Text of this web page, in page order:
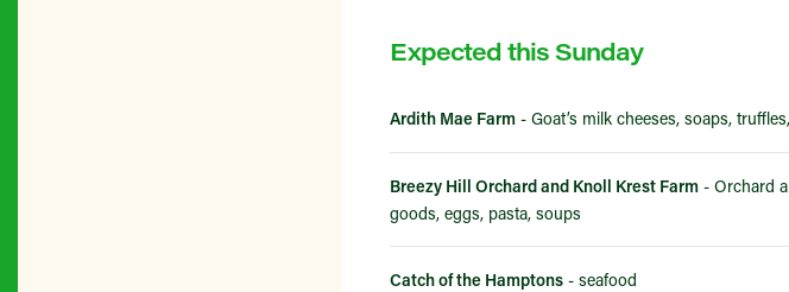
Expected this Sunday
Ardith Mae Farm - Goat’s milk cheeses, soaps,
Breezy Hill Orchard and Knoll Krest Farm - Orchard
goods, eggs, pasta, soups
Catch of the Hamptons - seafood